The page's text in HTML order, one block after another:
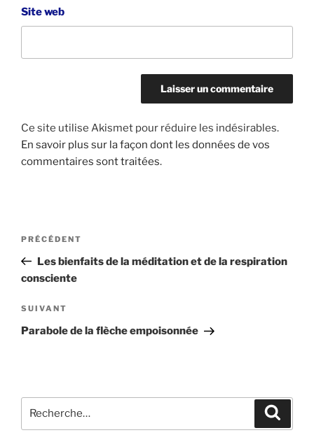
Site web
Ce site utilise Akismet pour réduire les indésirables.
En savoir plus sur la façon dont les données de vos
commentaires sont traitées.
Navigation
l’article
Article
précédent
PRÉCÉDENT
Les bienfaits de la méditation et de la respiration
consciente
Article
suivant
SUIVANT
Parabole de la flèche empoisonnée
pour